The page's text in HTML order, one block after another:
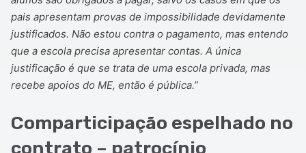
pais apresentam provas de impossibilidade devidamente
justificados. Não estou contra o pagamento, mas entendo
que a escola precisa apresentar contas. A única
justificação é que se trata de uma escola privada, mas
recebe apoios do ME, então é pública.”
Comparticipação espelhado no
contrato – patrocínio